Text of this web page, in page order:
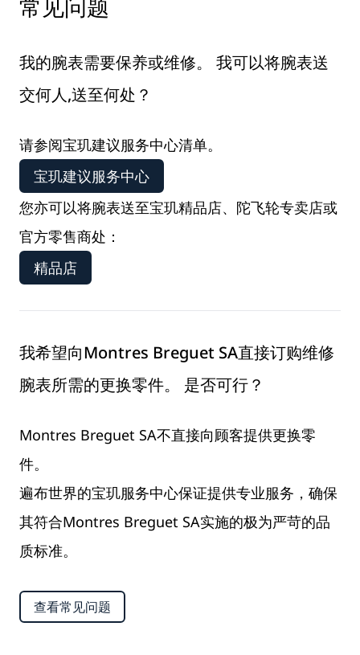
常见问题
我的腕表需要保养或维修。 我可以将腕表送
交何人,送至何处？
请参阅宝玑建议服务中心清单。
宝玑建议服务中心
您亦可以将腕表送至宝玑精品店、陀飞轮专卖店或
官方零售商处：
精品店
我希望向Montres Breguet SA直接订购维修
腕表所需的更换零件。 是否可行？
Montres Breguet SA不直接向顾客提供更换零
件。
遍布世界的宝玑服务中心保证提供专业服务，确保
其符合Montres Breguet SA实施的极为严苛的品
质标准。
查看常见问题